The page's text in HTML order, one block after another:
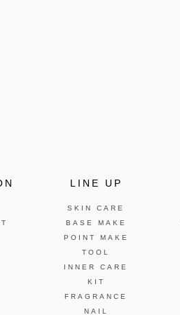
LINE UP
SKIN CARE
BASE MAKE
POINT MAKE
TOOL
INNER CARE
KIT
FRAGRANCE
NAIL